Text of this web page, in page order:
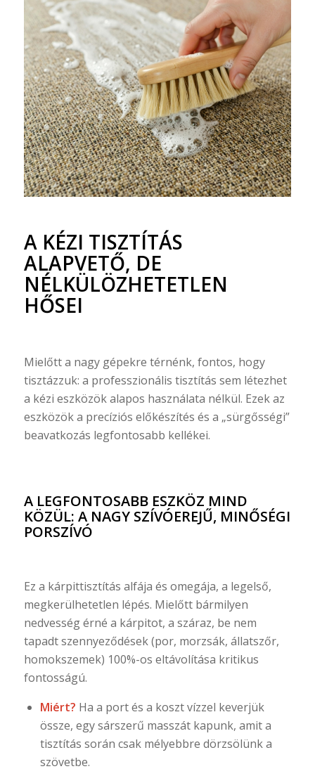
A KÉZI TISZTÍTÁS
ALAPVETŐ, DE
NÉLKÜLÖZHETETLEN
HŐSEI
Mielőtt a nagy gépekre térnénk, fontos, hogy
tisztázzuk: a professzionális tisztítás sem létezhet
a kézi eszközök alapos használata nélkül. Ezek az
eszközök a precíziós előkészítés és a „sürgősségi”
beavatkozás legfontosabb kellékei.
A LEGFONTOSABB ESZKÖZ MIND
KÖZÜL: A NAGY SZÍVÓEREJŰ, MINŐSÉGI
PORSZÍVÓ
Ez a kárpittisztítás alfája és omegája, a legelső,
megkerülhetetlen lépés. Mielőtt bármilyen
nedvesség érné a kárpitot, a száraz, be nem
tapadt szennyeződések (por, morzsák, állatszőr,
homokszemek) 100%-os eltávolítása kritikus
fontosságú.
Miért? Ha a port és a koszt vízzel keverjük
össze, egy sárszerű masszát kapunk, amit a
tisztítás során csak mélyebbre dörzsölünk a
szövetbe.